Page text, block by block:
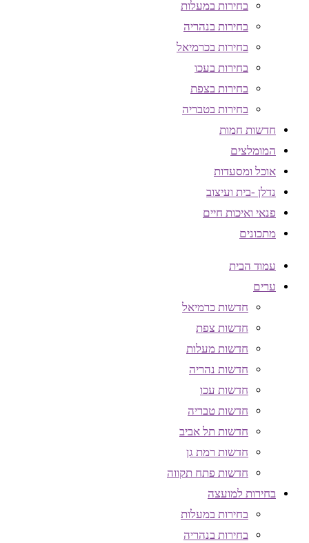
בחירות במעלות
בחירות בנהריה
בחירות בכרמיאל
בחירות בעכו
בחירות בצפת
בחירות בטבריה
חדשות חמות
המומלצים
אוכל ומסעדות
נדלן -בית ועיצוב
פנאי ואיכות חיים
מתכונים
עמוד הבית
ערים
חדשות כרמיאל
חדשות צפת
חדשות מעלות
חדשות נהריה
חדשות עכו
חדשות טבריה
חדשות תל אביב
חדשות רמת גן
חדשות פתח תקווה
בחירות למועצה
בחירות במעלות
בחירות בנהריה